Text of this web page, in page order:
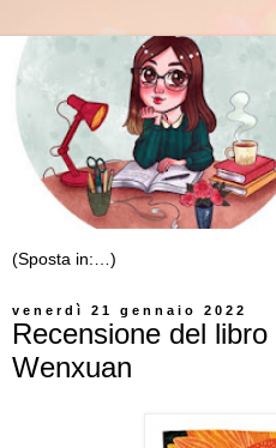
venerdì 21 gennaio 2022
Recensione del
Wenxuan